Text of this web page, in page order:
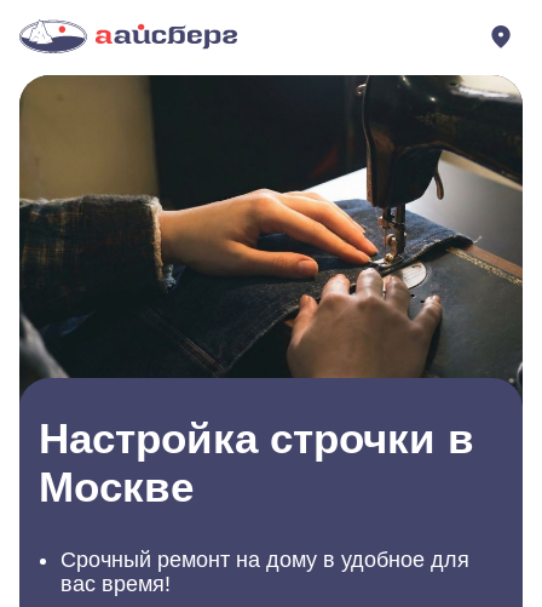
Настройка строчки в
Москве
Срочный ремонт на дому в удобное для
вас время!